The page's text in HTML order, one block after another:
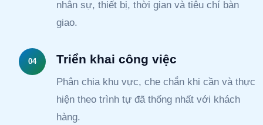
nhân sự, thiết bị, thời gian và tiêu chí bàn
giao.
04 Triển khai công việc
Phân chia khu vực, che chắn khi cần và thực
hiện theo trình tự đã thống nhất với khách
hàng.